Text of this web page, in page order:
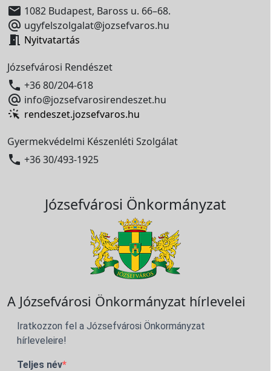
 1082 Budapest, Baross u. 66–68.
 ugyfelszolgalat@jozsefvaros.hu
 Nyitvatartás
Józsefvárosi Rendészet
 +36 80/204-618
 info@jozsefvarosirendeszet.hu
rendeszet.jozsefvaros.hu
Gyermekvédelmi Készenléti Szolgálat
 +36 30/493-1925
Józsefvárosi Önkormányzat
A Józsefvárosi Önkormányzat hírlevelei
Iratkozzon fel a Józsefvárosi Önkormányzat
hírleveleire!
Teljes név